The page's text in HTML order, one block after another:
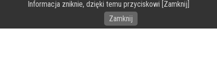
Wykonanie portalu – specjaliści stron www WordPress
Informacja zniknie, dzięki temu przyciskowi [Zamknij]
Zamknij